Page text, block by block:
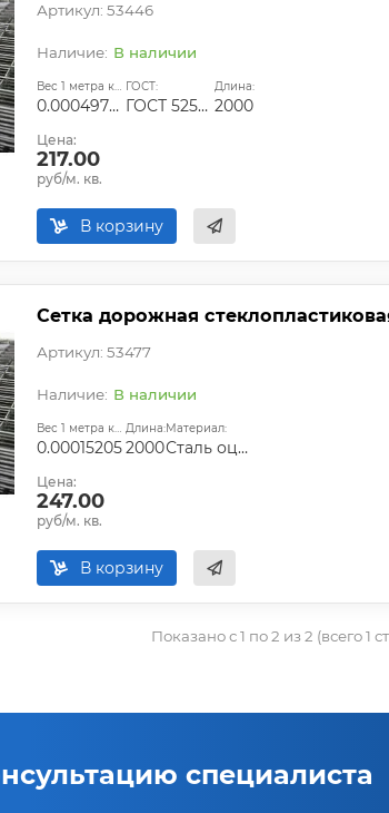
Артикул: 53446
В наличии
Вес 1 метра квадратного, т:
0.00049734
ГОСТ:
ГОСТ 52544-2006
Длина:
2000
Цена:
217.00
руб/м. кв.
В корзину
Сетка дорожная
Артикул: 53477
В наличии
Вес 1 метра квадратного, т:
0.00015205
Длина:
2000
Материал:
Сталь оцинкованная
Цена:
247.00
руб/м. кв.
В корзину
Показано с 1 по 2 из 2 (всего 1
специалиста